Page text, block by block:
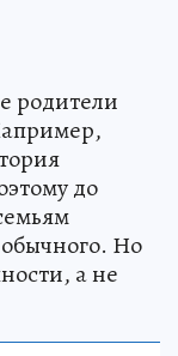
родители
до
Но
а не